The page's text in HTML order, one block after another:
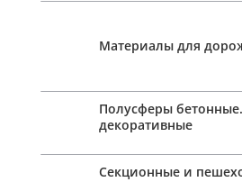
Материалы для
Полусферы
декоративные
Секционные и